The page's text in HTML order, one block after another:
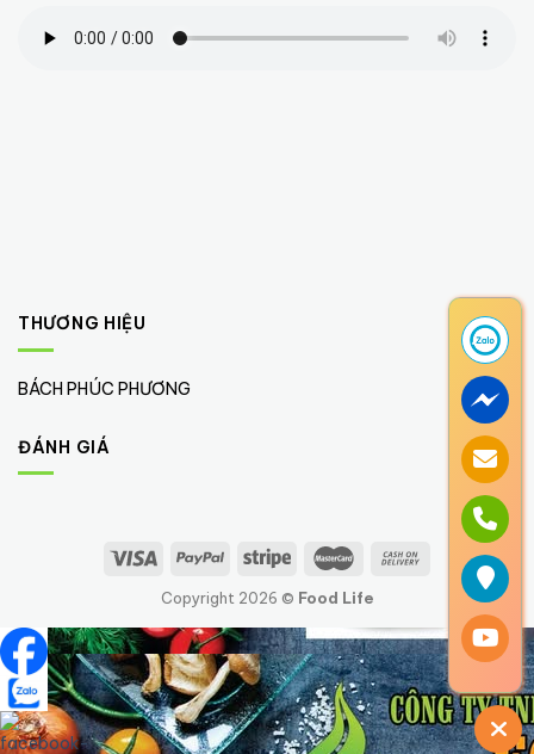
THƯƠNG HIỆU
BÁCH PHÚC PHƯƠNG (1)
ĐÁNH GIÁ
Copyright 2026 © Food Life